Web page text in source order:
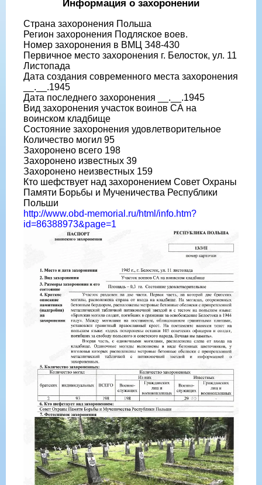
Информация о захоронении
Страна захоронения Польша
Регион захоронения Подляское воев.
Номер захоронения в ВМЦ З48-430
Первичное место захоронения г. Белосток, ул. 11
Листопада
Дата создания современного места захоронения
__.__.1945
Дата последнего захоронения __.__.1945
Вид захоронения участок воинов СА на
воинском кладбище
Состояние захоронения удовлетворительное
Количество могил 95
Захоронено всего 198
Захоронено известных 39
Захоронено неизвестных 159
Кто шефствует над захоронением Совет Охраны
Памяти Борьбы и Мученичества Республики
Польши
http://www.obd-memorial.ru/html/info.htm?
id=86388973&page=1